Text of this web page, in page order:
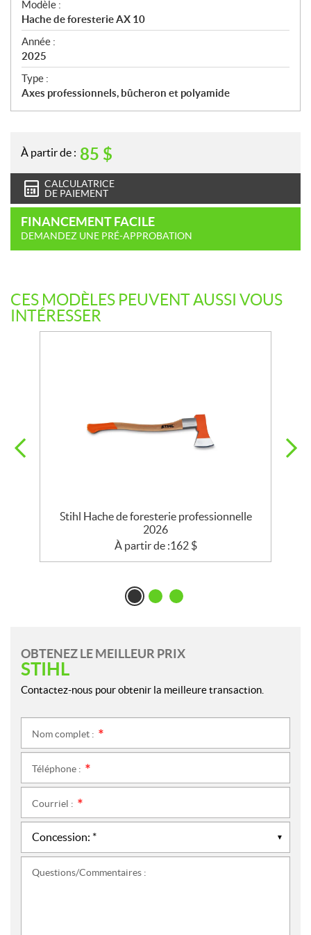
c
i
f
i
c
a
n
Modèle :
Hache de foresterie AX 10
Année :
2025
Type :
Axes professionnels, bûcheron et polyamide
À partir de : 85 $
CALCULATRICE
DE PAIEMENT
FINANCEMENT FACILE
DEMANDEZ UNE PRÉ-APPROBATION
CES MODÈLES PEUVENT AUSSI VOUS
INTÉRESSER
Stihl Hache de foresterie professionnelle
2026
À partir de :162 $
OBTENEZ LE MEILLEUR PRIX
STIHL
Contactez-nous pour obtenir la meilleure transaction.
Nom complet :
Téléphone :
Courriel :
Questions/Commentaires :